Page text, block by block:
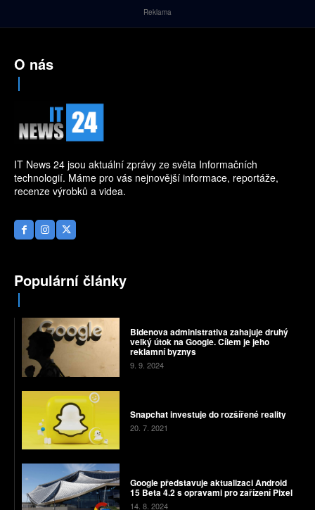
Reklama
O nás
IT News 24 jsou aktuální zprávy ze světa Informačních
technologií. Máme pro vás nejnovější informace, reportáže,
recenze výrobků a videa.
Populární články
Bidenova administrativa zahajuje druhý
velký útok na Google. Cílem je jeho
reklamní byznys
9. 9. 2024
Snapchat investuje do rozšířené reality
20. 7. 2021
Google představuje aktualizaci Android
15 Beta 4.2 s opravami pro zařízení Pixel
14. 8. 2024